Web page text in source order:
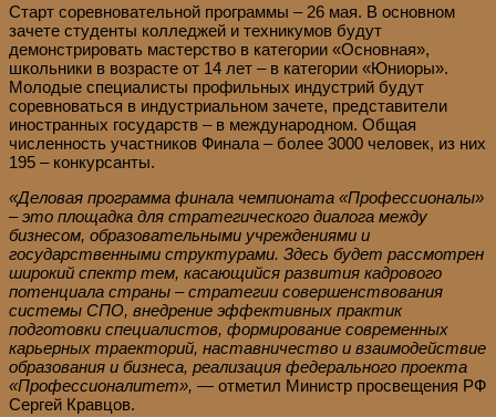
Старт соревновательной программы – 26 мая. В основном
зачете студенты колледжей и техникумов будут
демонстрировать мастерство в категории «Основная»,
школьники в возрасте от 14 лет – в категории «Юниоры».
Молодые специалисты профильных индустрий будут
соревноваться в индустриальном зачете, представители
иностранных государств – в международном. Общая
численность участников Финала – более 3000 человек, из них
195 – конкурсанты.
«Деловая программа финала чемпионата «Профессионалы»
– это площадка для стратегического диалога между
бизнесом, образовательными учреждениями и
государственными структурами. Здесь будет рассмотрен
широкий спектр тем, касающийся развития кадрового
потенциала страны – стратегии совершенствования
системы СПО, внедрение эффективных практик
подготовки специалистов, формирование современных
карьерных траекторий, наставничество и взаимодействие
образования и бизнеса, реализация федерального проекта
«Профессионалитет», — отметил Министр просвещения РФ
Сергей Кравцов.